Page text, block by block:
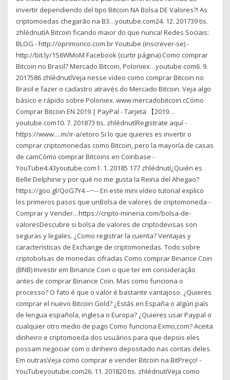
invertir dependiendo del tipo Bitcoin NA Bolsa DE Valores?! As
criptomoedas chegarão na B3…youtube.com24. 12. 201739 tis.
zhlédnutíA Bitcoin ficando maior do que nunca! Redes Sociais:
BLOG - http://oprimorico.com.br Youtube (inscrever-se) -
http://bit.ly/1S6WMoM Facebook (curtir página) Como comprar
Bitcoin no Brasil? Mercado Bitcoin, Poloniex…youtube.com6. 9.
2017586 zhlédnutíVeja nesse vídeo como comprar Bitcoin no
Brasil e fazer o cadastro através do Mercado Bitcoin. Veja algo
básico e rápido sobre Poloniex. www.mercadobitcoin.cCómo
Comprar Bitcoin EN 2019 | PayPal - Tarjeta 【2019…
youtube.com10. 7. 201873 tis. zhlédnutíRegistrate aquí -
https://www.…m/ir-a/etoro Si lo que quieres es invertir o
comprar criptomonedas como Bitcoin, pero la mayoría de casas
de camCómo comprar Bitcoins en Coinbase -
YouTube4:43youtube.com1. 1. 20185 177 zhlédnutí¿Quién es
Belle Delphine y por qué no me gusta la Reina del Ahegao?
https://goo.gl/QoG7Y4 --~-- En este mini vídeo tutorial explico
los primeros pasos que unBolsa de valores de criptomoneda -
Comprar y Vender…https://cripto-mineria.com/bolsa-de-
valoresDescubre si bolsa de valores de criptodevisas son
seguras y legales. ¿Como registrar la cuenta? Ventajas y
características de Exchange de criptomonedas. Todo sobre
criptobolsas de monedas cifradas Como comprar Binance Coin
(BNB) Investir em Binance Coin o que ter em consideração
antes de comprar Binance Coin. Mas como funciona o
processo? O fato é que o valor é bastante vantajoso. ¿Quieres
comprar el nuevo Bitcoin Gold? ¿Estás en España o algún país
de lengua española, inglesa o Europa? ¿Quieres usar Paypal o
cualquier otro medio de pago Como funciona Exmo,com? Aceita
dinheiro e criptomoeda dos usuários para que depois eles
possam negociar com o dinheiro depositado nas contas deles.
Em outrasVeja como comprar e vender Bitcoin na BitPreço! -
YouTubeyoutube.com26. 11. 201820 tis. zhlédnutíVeja como